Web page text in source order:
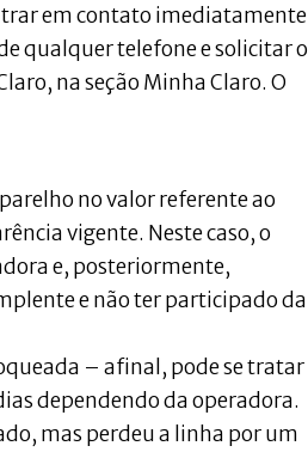
em contato imediatamente
qualquer telefone e solicitar o
na seção Minha Claro. O
no valor referente ao
vigente. Neste caso, o
e, posteriormente,
e não ter participado da
– afinal, pode se tratar
dependendo da operadora.
mas perdeu a linha por um